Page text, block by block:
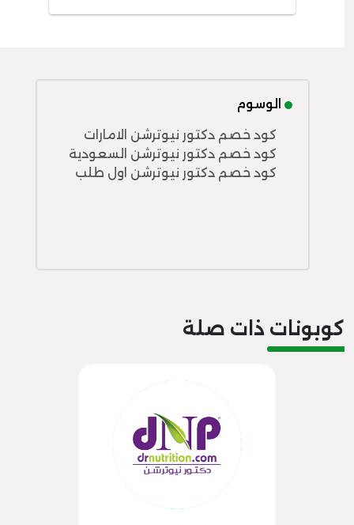
الوسوم
كود خصم دكتور نيوترشن الامارات
كود خصم دكتور نيوترشن السعودية
كود خصم دكتور نيوترشن اول طلب
كوبونات ذات صلة